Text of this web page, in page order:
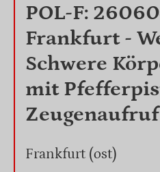
POL-F:
Frankfurt -
Schwere
mit
Zeugenaufruf
Frankfurt (ost)